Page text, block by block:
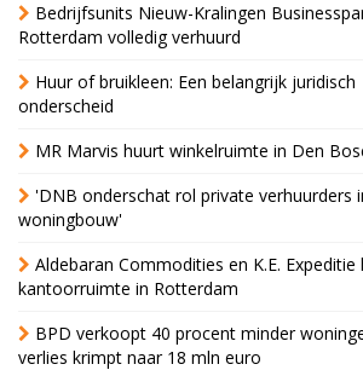
Bedrijfsunits Nieuw-Kralingen
Rotterdam volledig verhuurd
Huur of bruikleen: Een belangrijk juridisch
onderscheid
MR Marvis huurt winkelruimte in Den
'DNB onderschat rol private verhuurders
woningbouw'
Aldebaran Commodities en K.E. Expeditie
kantoorruimte in Rotterdam
BPD verkoopt 40 procent minder
verlies krimpt naar 18 mln euro